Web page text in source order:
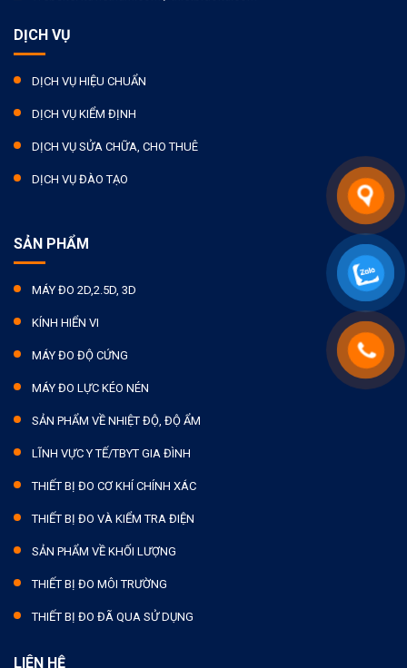
DỊCH VỤ
DỊCH VỤ HIỆU CHUẨN
DỊCH VỤ KIỂM ĐỊNH
DỊCH VỤ SỬA CHỮA, CHO THUÊ
DỊCH VỤ ĐÀO TẠO
SẢN PHẨM
MÁY ĐO 2D,2.5D, 3D
KÍNH HIỂN VI
MÁY ĐO ĐỘ CỨNG
MÁY ĐO LỰC KÉO NÉN
SẢN PHẨM VỀ NHIỆT ĐỘ, ĐỘ ẨM
LĨNH VỰC Y TẾ/TBYT GIA ĐÌNH
THIẾT BỊ ĐO CƠ KHÍ CHÍNH XÁC
THIẾT BỊ ĐO VÀ KIỂM TRA ĐIỆN
SẢN PHẨM VỀ KHỐI LƯỢNG
THIẾT BỊ ĐO MÔI TRƯỜNG
THIẾT BỊ ĐO ĐÃ QUA SỬ DỤNG
LIÊN HỆ